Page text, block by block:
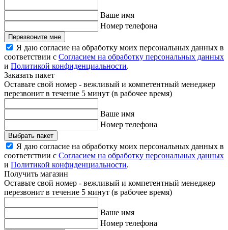
Ваше имя
Номер телефона
Перезвоните мне
Я даю согласие на обработку моих персональных данных в
соответствии с Согласием на обработку персональных данных
и Политикой конфиденциальности.
Заказать пакет
Оставьте свой номер - вежливый и компетентный менеджер
перезвонит в течение 5 минут (в рабочее время)
Ваше имя
Номер телефона
Выбрать пакет
Я даю согласие на обработку моих персональных данных в
соответствии с Согласием на обработку персональных данных
и Политикой конфиденциальности.
Получить магазин
Оставьте свой номер - вежливый и компетентный менеджер
перезвонит в течение 5 минут (в рабочее время)
Ваше имя
Номер телефона